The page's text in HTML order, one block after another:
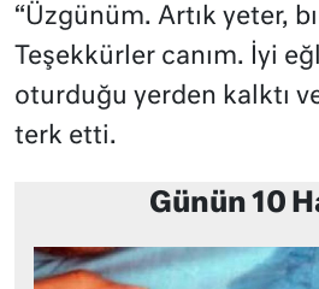
“Üzgünüm. Artık yeter,
Teşekkürler canım. İyi
oturduğu yerden kalktı
terk etti.
Günün 10